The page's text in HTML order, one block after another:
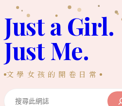
至
主
內
容
Just a Girl.
Just Me.
文學女孩的開卷日常